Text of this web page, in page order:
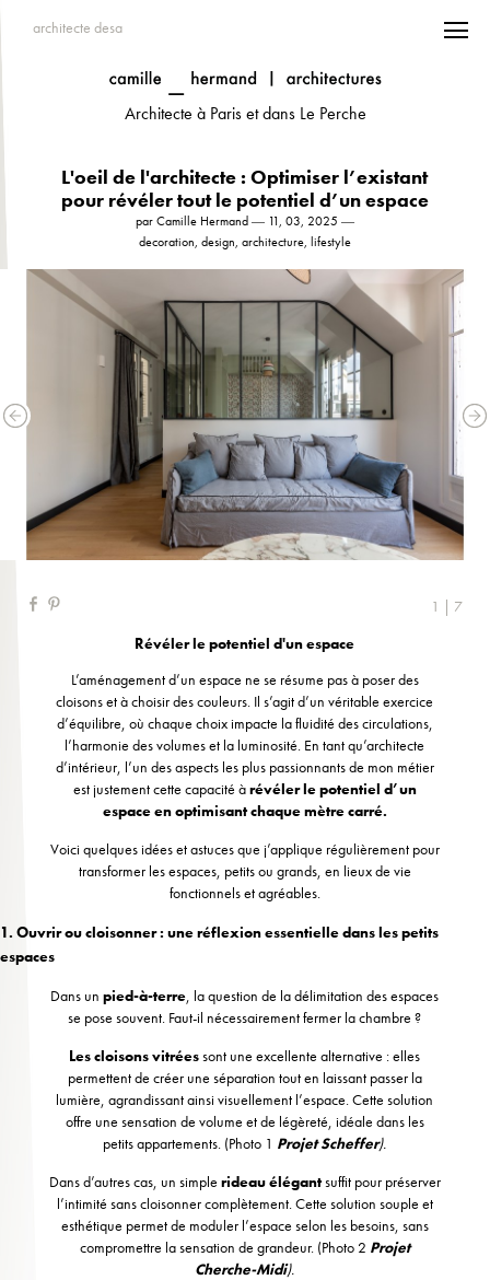
architecte desa
Architecte à Paris et dans Le Perche
L'oeil de l'architecte : Optimiser l’existant
pour révéler tout le potentiel d’un espace
par Camille Hermand ― 11, 03, 2025 ―
decoration, design, architecture, lifestyle
1 | 7
Révéler le potentiel d'un espace
L’aménagement d’un espace ne se résume pas à poser des
cloisons et à choisir des couleurs. Il s’agit d’un véritable exercice
d’équilibre, où chaque choix impacte la fluidité des circulations,
l’harmonie des volumes et la luminosité. En tant qu’architecte
d’intérieur, l’un des aspects les plus passionnants de mon métier
est justement cette capacité àrévéler le potentiel d’un
espace en optimisant chaque mètre carré.
Voici quelques idées et astuces que j’applique régulièrement pour
transformer les espaces, petits ou grands, en lieux de vie
fonctionnels et agréables.
1. Ouvrir ou cloisonner : une réflexion essentielle dans les petits
espaces
Dans unpied-à-terre, la question de la délimitation des espaces
se pose souvent. Faut-il nécessairement fermer la chambre ?
Les cloisons vitréessont une excellente alternative : elles
permettent de créer une séparation tout en laissant passer la
lumière, agrandissant ainsi visuellement l’espace. Cette solution
offre une sensation de volume et de légèreté, idéale dans les
petits appartements. (Photo 1 Projet Scheffer).
Dans d’autres cas, un simple rideau élégantsuffit pour préserver
l’intimité sans cloisonner complètement. Cette solution souple et
esthétique permet de moduler l’espace selon les besoins, sans
compromettre la sensation de grandeur. (Photo 2 Projet
Cherche-Midi).